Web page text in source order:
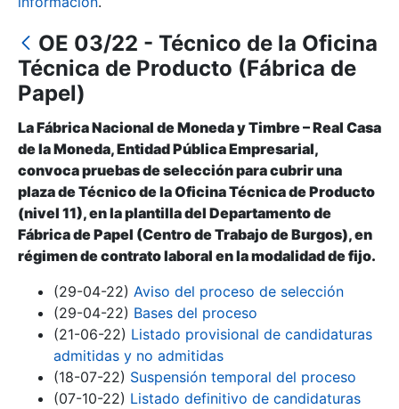
Mostrar/Ocultar
Mostrar/Ocultar
OE 03/22 - Técnico de la Oficina
Técnica de Producto (Fábrica de
Papel)
La Fábrica Nacional de Moneda y Timbre – Real Casa
de la Moneda, Entidad Pública Empresarial,
convoca pruebas de selección para cubrir una
plaza de Técnico de la Oficina Técnica de Producto
(nivel 11), en la plantilla del Departamento de
Fábrica de Papel (Centro de Trabajo de Burgos), en
régimen de contrato laboral en la modalidad de fijo.
(29-04-22) Aviso del proceso de selección
(29-04-22) Bases del proceso
(21-06-22) Listado provisional de candidaturas
admitidas y no admitidas
(18-07-22) Suspensión temporal del proceso
(07-10-22) Listado definitivo de candidaturas